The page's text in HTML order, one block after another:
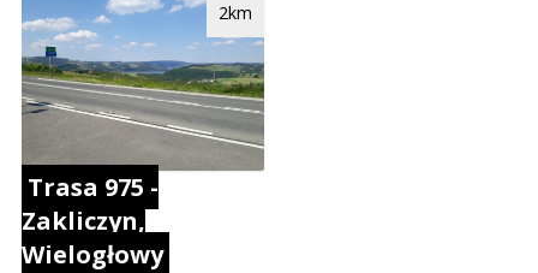
Trasa 975 -
Zakliczyn,
Wielogłowy
2km